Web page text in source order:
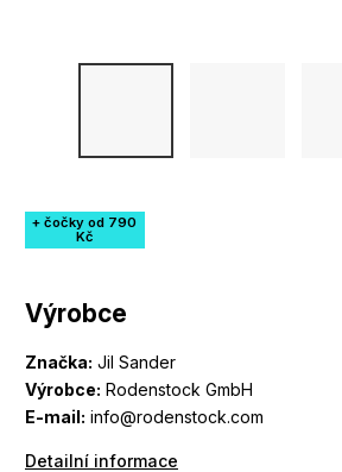
Výrobce
Značka: Jil Sander
Výrobce: Rodenstock GmbH
E-mail: info@rodenstock.com
Detailní informace
+ čočky od 790
Kč